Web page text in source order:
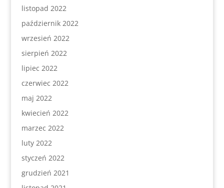
listopad 2022
październik 2022
wrzesień 2022
sierpień 2022
lipiec 2022
czerwiec 2022
maj 2022
kwiecień 2022
marzec 2022
luty 2022
styczeń 2022
grudzień 2021